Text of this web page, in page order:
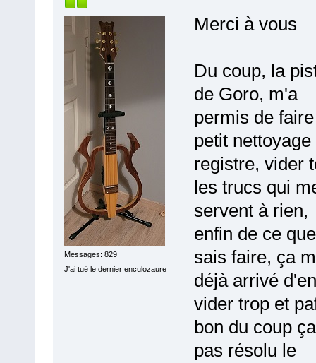
Messages: 829
J'ai tué le dernier enculozaure
Merci à vous
Du coup, la
de Goro, m'a
permis de
petit nettoyage
registre, vider
les trucs qui
servent à rien,
enfin de ce
sais faire, ça
déjà arrivé d'en
vider trop et
bon du coup
pas résolu le